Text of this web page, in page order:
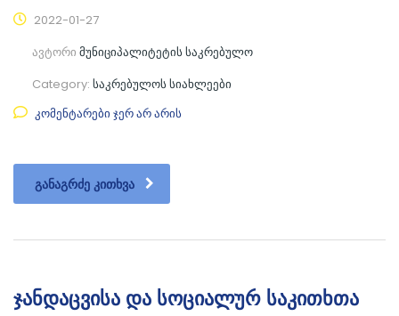
2022-01-27
ავტორი მუნიციპალიტეტის საკრებულო
Category: საკრებულოს სიახლეები
კომენტარები ჯერ არ არის
ᲒᲐᲜᲐᲒᲠᲫᲔ ᲙᲘᲗᲮᲕᲐ
ჯანდაცვისა და სოციალურ საკითხთა